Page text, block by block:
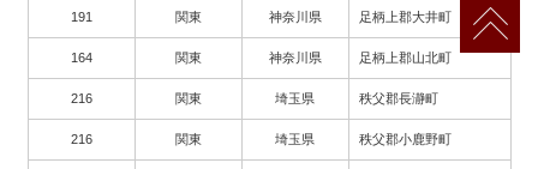
191 関東 神奈川県 足柄上郡大井町
164 関東 神奈川県 足柄上郡山北町
216 関東 埼玉県 秩父郡長瀞町
216 関東 埼玉県 秩父郡小鹿野町